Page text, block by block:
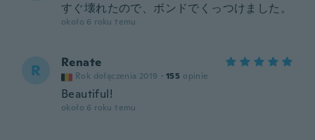
すぐ壊れたので、ボンドでくっつけました。
około 6 roku temu
R Renate
Rok dołączenia 2019 · 155 opinie
Beautiful!
około 6 roku temu